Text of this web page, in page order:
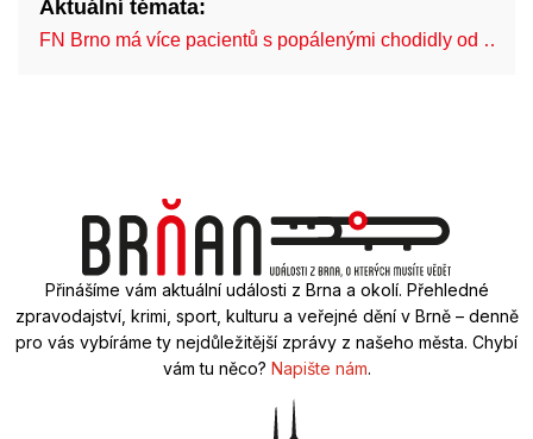
Aktuální témata:
FN Brno má více pacientů s popálenými chodidly od …
Přinášíme vám aktuální události z Brna a okolí. Přehledné
zpravodajství, krimi, sport, kulturu a veřejné dění v Brně – denně
pro vás vybíráme ty nejdůležitější zprávy z našeho města. Chybí
vám tu něco? Napište nám.